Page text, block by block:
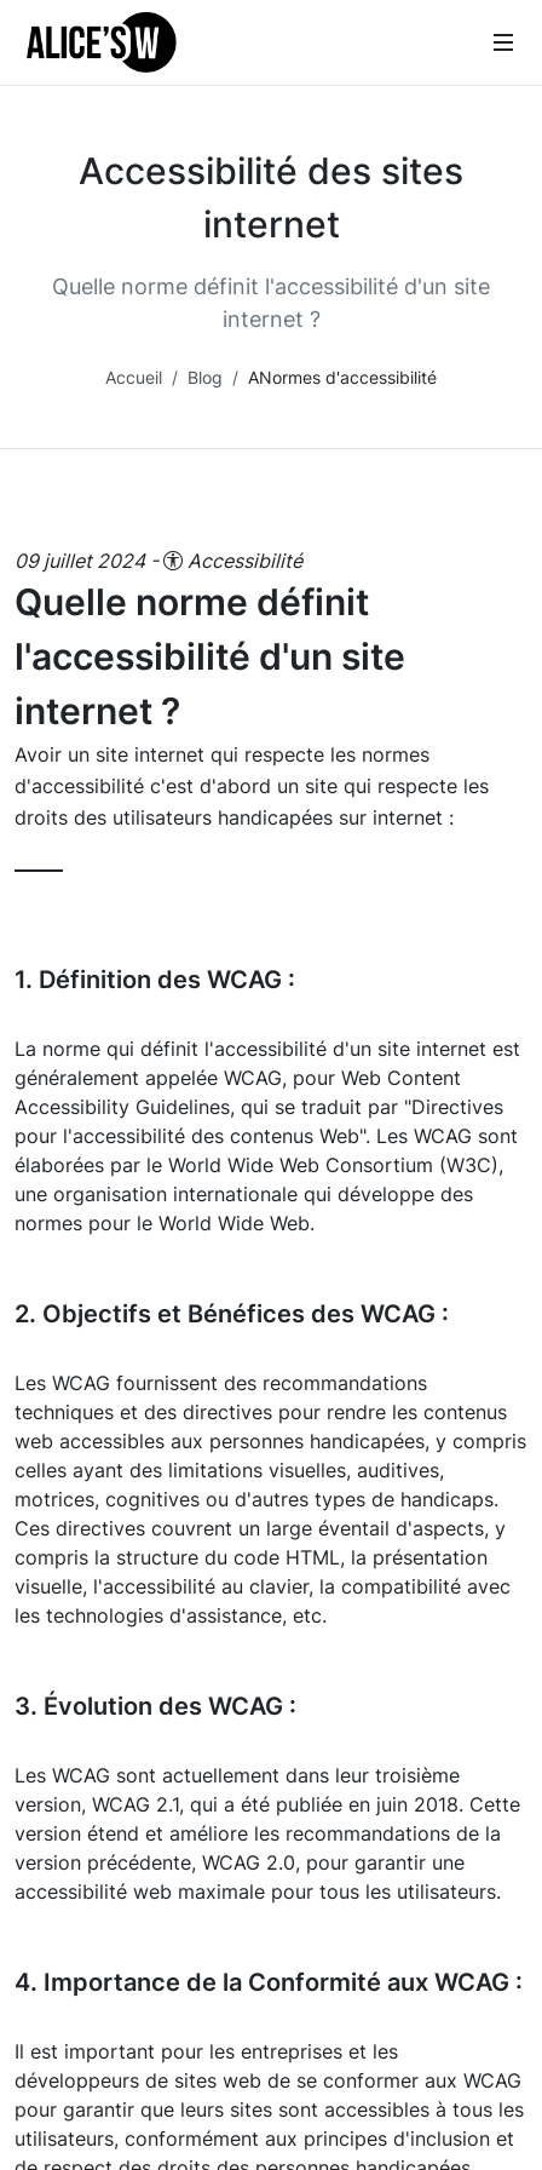
Accessibilité des sites
internet
Quelle norme définit l'accessibilité d'un site
internet ?
Accueil Blog ANormes d'accessibilité
09 juillet 2024 - Accessibilité
Quelle norme définit
l'accessibilité d'un site
internet ?
Avoir un site internet qui respecte les normes
d'accessibilité c'est d'abord un site qui respecte les
droits des utilisateurs handicapées sur internet :
1. Définition des WCAG :
La norme qui définit l'accessibilité d'un site internet est
généralement appelée WCAG, pour Web Content
Accessibility Guidelines, qui se traduit par "Directives
pour l'accessibilité des contenus Web". Les WCAG sont
élaborées par le World Wide Web Consortium (W3C),
une organisation internationale qui développe des
normes pour le World Wide Web.
2. Objectifs et Bénéfices des WCAG :
Les WCAG fournissent des recommandations
techniques et des directives pour rendre les contenus
web accessibles aux personnes handicapées, y compris
celles ayant des limitations visuelles, auditives,
motrices, cognitives ou d'autres types de handicaps.
Ces directives couvrent un large éventail d'aspects, y
compris la structure du code HTML, la présentation
visuelle, l'accessibilité au clavier, la compatibilité avec
les technologies d'assistance, etc.
3. Évolution des WCAG :
Les WCAG sont actuellement dans leur troisième
version, WCAG 2.1, qui a été publiée en juin 2018. Cette
version étend et améliore les recommandations de la
version précédente, WCAG 2.0, pour garantir une
accessibilité web maximale pour tous les utilisateurs.
4. Importance de la Conformité aux WCAG :
Il est important pour les entreprises et les
développeurs de sites web de se conformer aux WCAG
pour garantir que leurs sites sont accessibles à tous les
utilisateurs, conformément aux principes d'inclusion et